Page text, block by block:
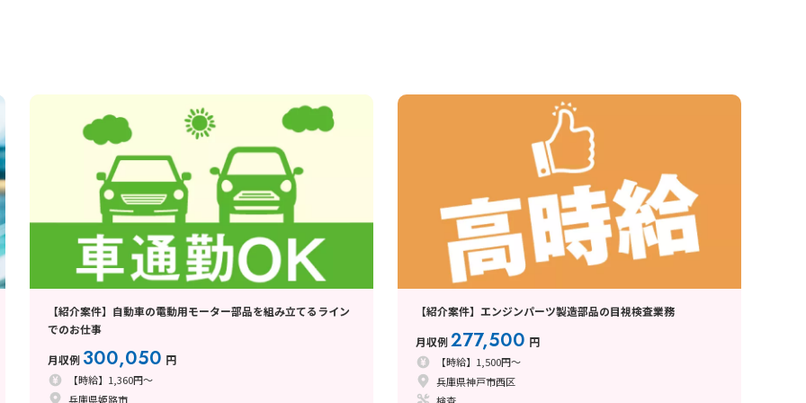
【紹介案件】自動車の電動用モーター部品を組み立てるライン
でのお仕事
月収例 300,050 円
【時給】1,360円～
兵庫県姫路市
【紹介案件】エンジンパーツ製造部品の目視検査業務
月収例277,500 円
【時給】1,500円～
兵庫県神戸市西区